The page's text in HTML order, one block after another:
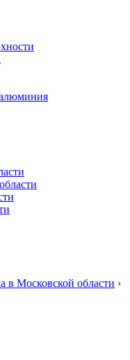
алюминия
в Московской области ›